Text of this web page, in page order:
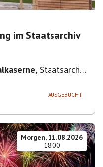
im Staatsarchiv
, Staatsarchiv
AUSGEBUCHT
Morgen, 11.08.2026
18:00